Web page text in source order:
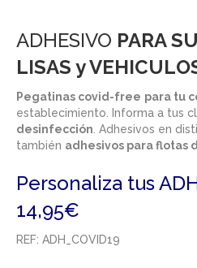
ADHESIVO PARA
LISAS y
Pegatinas covid-free para tu
establecimiento. Informa a tus
desinfección . Adhesivos en
también adhesivos para flotas
Personaliza tus
14,95€
REF: ADH_COVID19